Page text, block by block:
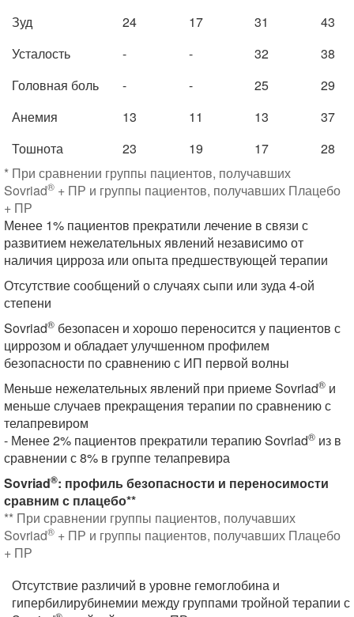
Зуд 24 17 31
43
Усталость
- - 32
38
Головная боль
- - 25
29
Анемия
13 11 13
37
Тошнота
23 19 17
28
* При сравнении группы пациентов, получавших
Sovriad® + ПР и группы пациентов, получавших Плацебо
+ ПР
Менее 1% пациентов прекратили лечение в связи с
развитием нежелательных явлений независимо от
наличия цирроза или опыта предшествующей терапии
Отсутствие сообщений о случаях сыпи или зуда 4-ой
степени
Sovriad® безопасен и хорошо переносится у пациентов с
циррозом и обладает улучшенном профилем
безопасности по сравнению с ИП первой волны
Меньше нежелательных явлений при приеме Sovriad® и
меньше случаев прекращения терапии по сравнению с
телапревиром
- Менее 2% пациентов прекратили терапию Sovriad® из в
сравнении с 8% в группе телапревира
Sovriad®: профиль безопасности и переносимости
сравним с плацебо**
** При сравнении группы пациентов, получавших
Sovriad® + ПР и группы пациентов, получавших Плацебо
+ ПР
Отсутствие различий в уровне гемоглобина и
гипербилирубинемии между группами тройной терапии с